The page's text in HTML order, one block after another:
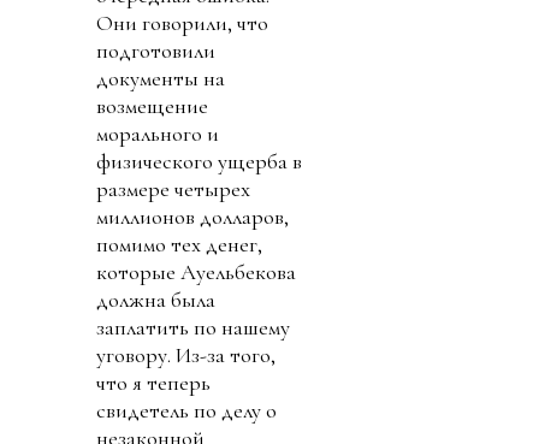
Они говорили, что
подготовили
документы на
возмещение
морального и
физического ущерба в
размере четырех
миллионов долларов,
помимо тех денег,
которые Ауельбекова
должна была
заплатить по нашему
уговору. Из-за того,
что я теперь
свидетель по делу о
незаконной